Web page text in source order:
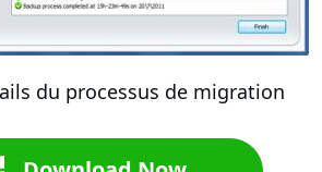
du processus de migration